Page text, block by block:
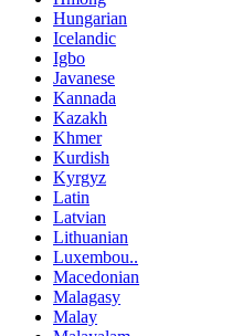
Hungarian
Icelandic
Igbo
Javanese
Kannada
Kazakh
Khmer
Kurdish
Kyrgyz
Latin
Latvian
Lithuanian
Luxembou..
Macedonian
Malagasy
Malay